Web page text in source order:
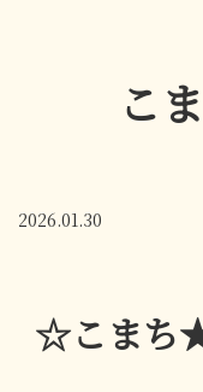
こ
2026.01.30
☆こまち